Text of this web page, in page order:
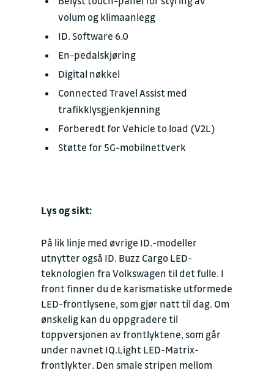
volum og klimaanlegg
ID. Software 6.0
En-pedalskjøring
Digital nøkkel
Connected Travel Assist med
trafikklysgjenkjenning
Forberedt for Vehicle to load (V2L)
Støtte for 5G-mobilnettverk
Lys og sikt:
På lik linje med øvrige ID.-modeller
utnytter også ID. Buzz Cargo LED-
teknologien fra Volkswagen til det fulle. I
front finner du de karismatiske utformede
LED-frontlysene, som gjør natt til dag. Om
ønskelig kan du oppgradere til
toppversjonen av frontlyktene, som går
under navnet IQ.Light LED-Matrix-
frontlykter. Den smale stripen mellom